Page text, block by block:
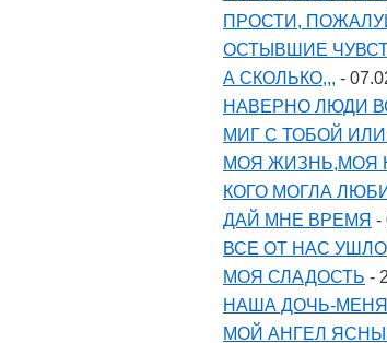
ПРОСТИ,
ОСТЫВШИЕ
А СКОЛЬКО,,, -
НАВЕРНО ЛЮДИ
МИГ С ТОБОЙ
МОЯ ЖИЗНЬ,МОЯ
КОГО МОГЛА
ДАЙ МНЕ ВРЕМЯ -
ВСЕ ОТ НАС УШЛО
МОЯ СЛАДОСТЬ -
НАША ДОЧЬ-
МОЙ АНГЕЛ